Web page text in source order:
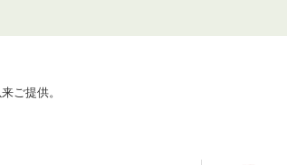
ご提供。